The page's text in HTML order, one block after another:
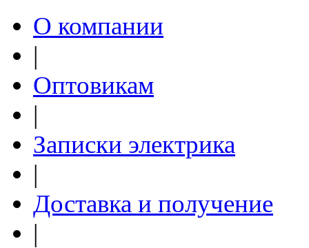
О компании
|
Оптовикам
|
Записки электрика
|
Доставка и получение
|